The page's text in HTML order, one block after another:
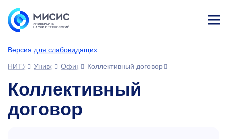
Версия для слабовидящих
НИТУ МИСИСУниверситетОфициальные документы
Коллективный договор
Коллективный
договор